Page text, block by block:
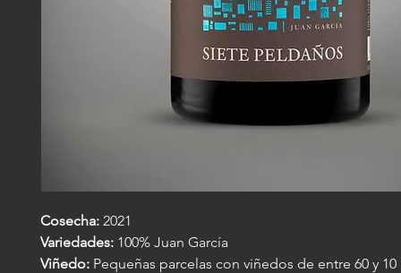
Cosecha: 2021
Variedades: 100% Juan García
Viñedo: Pequeñas parcelas con viñedos de entre 60 y